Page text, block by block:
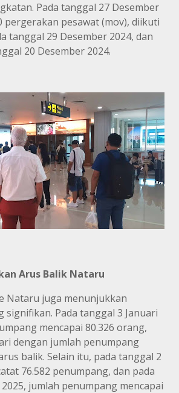
Pada tanggal 27 Desember
pergerakan pesawat (mov), diikuti
tanggal 29 Desember 2024, dan
20 Desember 2024.
Arus Balik Nataru
Nataru juga menunjukkan
signifikan. Pada tanggal 3 Januari
mencapai 80.326 orang,
dengan jumlah penumpang
balik. Selain itu, pada tanggal 2
76.582 penumpang, dan pada
jumlah penumpang mencapai